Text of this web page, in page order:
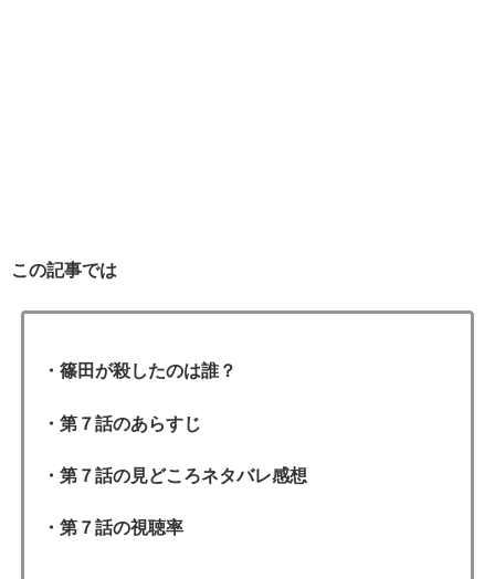
この記事では
・篠田が殺したのは誰？
・第７話のあらすじ
・第７話の見どころネタバレ感想
・第７話の視聴率